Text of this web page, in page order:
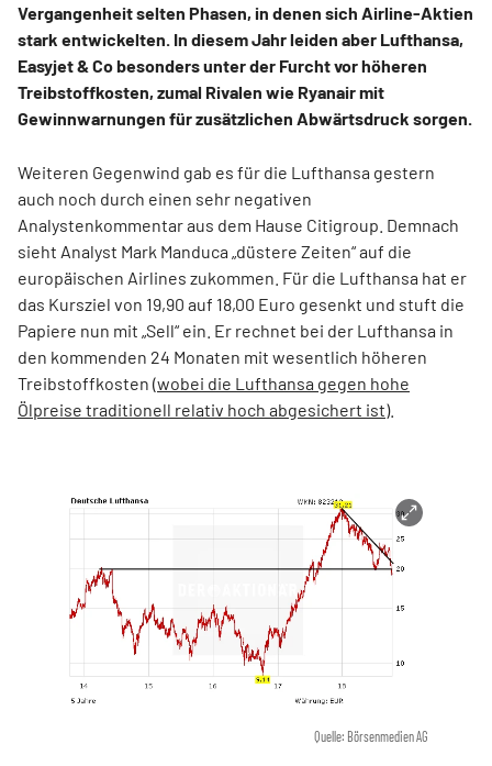
Vergangenheit selten Phasen, in denen sich Airline-Aktien
stark entwickelten. In diesem Jahr leiden aber Lufthansa,
Easyjet & Co besonders unter der Furcht vor höheren
Treibstoffkosten, zumal Rivalen wie Ryanair mit
Gewinnwarnungen für zusätzlichen Abwärtsdruck sorgen.
Weiteren Gegenwind gab es für die Lufthansa gestern
auch noch durch einen sehr negativen
Analystenkommentar aus dem Hause Citigroup. Demnach
sieht Analyst Mark Manduca „düstere Zeiten“ auf die
europäischen Airlines zukommen. Für die Lufthansa hat er
das Kursziel von 19,90 auf 18,00 Euro gesenkt und stuft die
Papiere nun mit „Sell“ ein. Er rechnet bei der Lufthansa in
den kommenden 24 Monaten mit wesentlich höheren
Treibstoffkosten (wobei die Lufthansa gegen hohe
Ölpreise traditionell relativ hoch abgesichert ist).
Quelle: Börsenmedien AG